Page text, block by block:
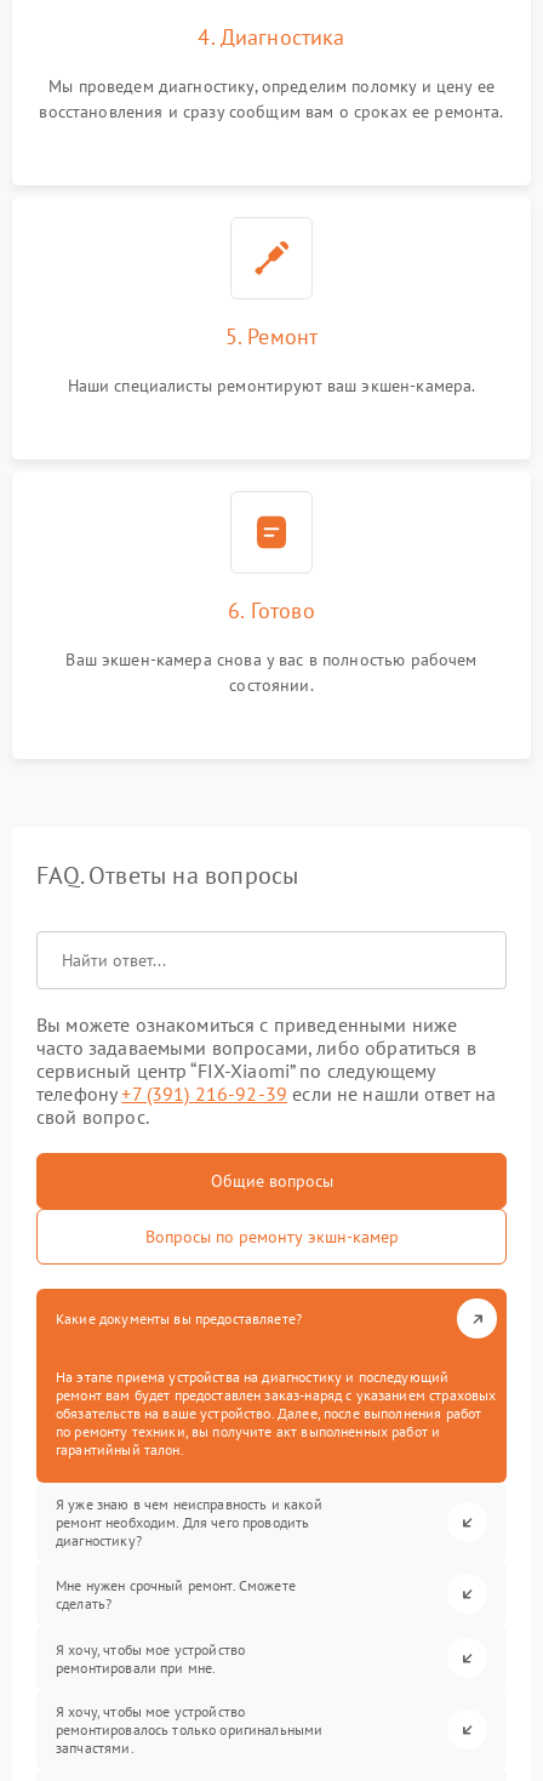
4. Диагностика
Мы проведем диагностику, определим поломку и цену ее
восстановления и сразу сообщим вам о сроках ее ремонта.
5. Ремонт
Наши специалисты ремонтируют ваш экшен-камера.
6. Готово
Ваш экшен-камера снова у вас в полностью рабочем
состоянии.
FAQ. Ответы на вопросы
Вы можете ознакомиться с приведенными ниже
часто задаваемыми вопросами, либо обратиться в
сервисный центр “FIX-Xiaomi” по следующему
телефону+7 (391) 216-92-39 если не нашли ответ на
свой вопрос.
Общие вопросы
Вопросы по ремонту экшн-камер
Какие документы вы предоставляете?
На этапе приема устройства на диагностику и последующий
ремонт вам будет предоставлен заказ-наряд с указанием страховых
обязательств на ваше устройство. Далее, после выполнения работ
по ремонту техники, вы получите акт выполненных работ и
гарантийный талон.
Я уже знаю в чем неисправность и какой
ремонт необходим. Для чего проводить
диагностику?
Мне нужен срочный ремонт. Сможете
сделать?
Я хочу, чтобы мое устройство
ремонтировали при мне.
Я хочу, чтобы мое устройство
ремонтировалось только оригинальными
запчастями.